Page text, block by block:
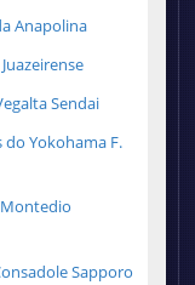
Anapolina
Sendai
do Yokohama F.
Sapporo